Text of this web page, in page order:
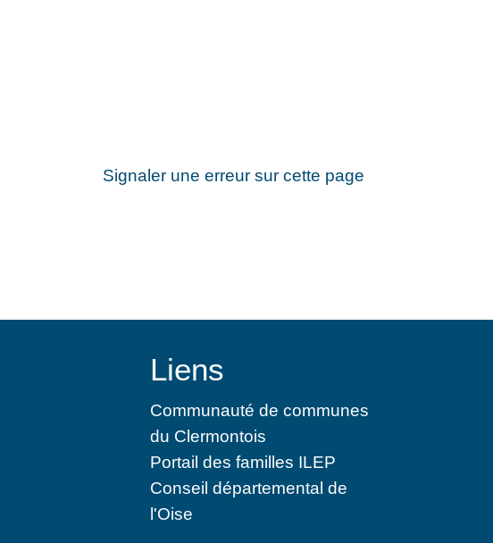
Signaler une erreur sur cette page
Liens
Communauté de communes
du Clermontois
Portail des familles ILEP
Conseil départemental de
l'Oise